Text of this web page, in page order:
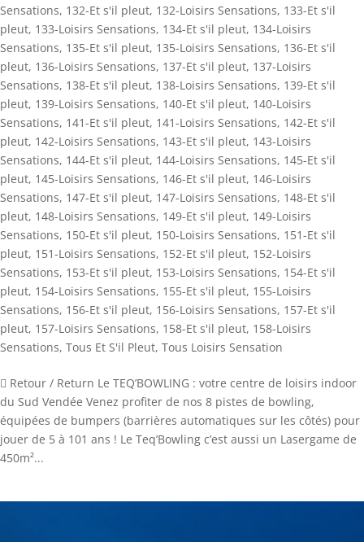
Sensations, 132-Et s'il pleut, 132-Loisirs Sensations, 133-Et s'il
pleut, 133-Loisirs Sensations, 134-Et s'il pleut, 134-Loisirs
Sensations, 135-Et s'il pleut, 135-Loisirs Sensations, 136-Et s'il
pleut, 136-Loisirs Sensations, 137-Et s'il pleut, 137-Loisirs
Sensations, 138-Et s'il pleut, 138-Loisirs Sensations, 139-Et s'il
pleut, 139-Loisirs Sensations, 140-Et s'il pleut, 140-Loisirs
Sensations, 141-Et s'il pleut, 141-Loisirs Sensations, 142-Et s'il
pleut, 142-Loisirs Sensations, 143-Et s'il pleut, 143-Loisirs
Sensations, 144-Et s'il pleut, 144-Loisirs Sensations, 145-Et s'il
pleut, 145-Loisirs Sensations, 146-Et s'il pleut, 146-Loisirs
Sensations, 147-Et s'il pleut, 147-Loisirs Sensations, 148-Et s'il
pleut, 148-Loisirs Sensations, 149-Et s'il pleut, 149-Loisirs
Sensations, 150-Et s'il pleut, 150-Loisirs Sensations, 151-Et s'il
pleut, 151-Loisirs Sensations, 152-Et s'il pleut, 152-Loisirs
Sensations, 153-Et s'il pleut, 153-Loisirs Sensations, 154-Et s'il
pleut, 154-Loisirs Sensations, 155-Et s'il pleut, 155-Loisirs
Sensations, 156-Et s'il pleut, 156-Loisirs Sensations, 157-Et s'il
pleut, 157-Loisirs Sensations, 158-Et s'il pleut, 158-Loisirs
Sensations, Tous Et S'il Pleut, Tous Loisirs Sensation
 Retour / Return Le TEQ’BOWLING : votre centre de loisirs indoor
du Sud Vendée Venez profiter de nos 8 pistes de bowling,
équipées de bumpers (barrières automatiques sur les côtés) pour
jouer de 5 à 101 ans ! Le Teq’Bowling c’est aussi un Lasergame de
450m²...